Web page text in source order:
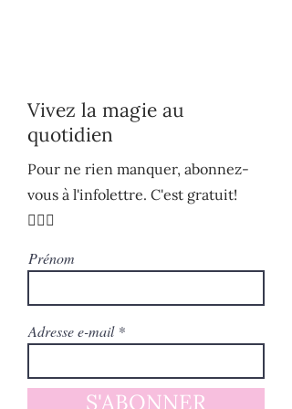
Vivez la magie au
quotidien
Pour ne rien manquer, abonnez-
vous à l'infolettre. C'est gratuit!
🧚🏻‍♀️
Prénom
Adresse e-mail
S'ABONNER